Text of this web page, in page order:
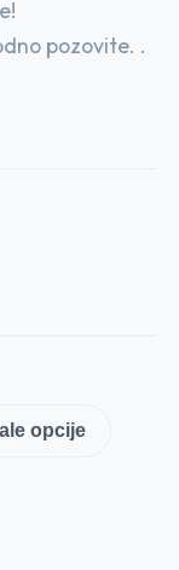
pozovite. .
opcije